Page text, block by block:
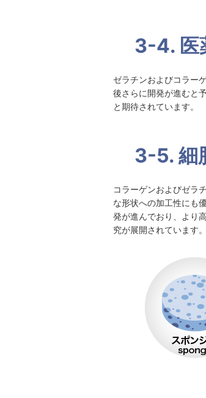
3-4. 医
ゼラチンおよびコラー
後さらに開発が進むと
と期待されています。
3-5. 細
コラーゲンおよびゼラ
な形状への加工性にも
発が進んでおり、より
究が展開されています。